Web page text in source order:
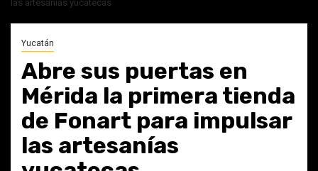
las artesanías yucatecas
Yucatán
Abre sus puertas en
Mérida la primera tienda
de Fonart para impulsar
las artesanías